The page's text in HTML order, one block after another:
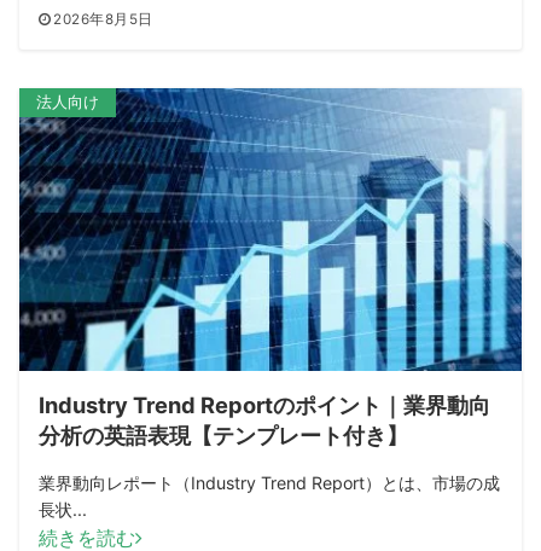
2026年8月5日
法人向け
Industry Trend Reportのポイント｜業界動向
分析の英語表現【テンプレート付き】
業界動向レポート（Industry Trend Report）とは、市場の成
長状...
続きを読む